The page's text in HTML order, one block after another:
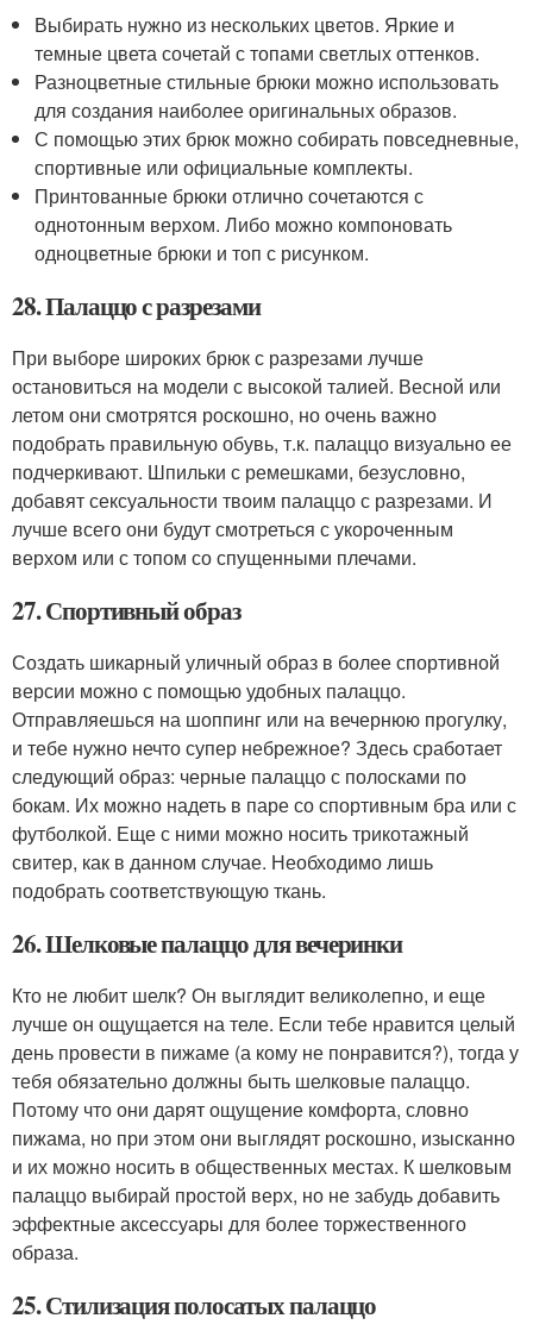
Выбирать нужно из нескольких цветов. Яркие и
темные цвета сочетай с топами светлых оттенков.
Разноцветные стильные брюки можно использовать
для создания наиболее оригинальных образов.
С помощью этих брюк можно собирать повседневные,
спортивные или официальные комплекты.
Принтованные брюки отлично сочетаются с
однотонным верхом. Либо можно компоновать
одноцветные брюки и топ с рисунком.
28. Палаццо с разрезами
При выборе широких брюк с разрезами лучше
остановиться на модели с высокой талией. Весной или
летом они смотрятся роскошно, но очень важно
подобрать правильную обувь, т.к. палаццо визуально ее
подчеркивают. Шпильки с ремешками, безусловно,
добавят сексуальности твоим палаццо с разрезами. И
лучше всего они будут смотреться с укороченным
верхом или с топом со спущенными плечами.
27. Спортивный образ
Создать шикарный уличный образ в более спортивной
версии можно с помощью удобных палаццо.
Отправляешься на шоппинг или на вечернюю прогулку,
и тебе нужно нечто супер небрежное? Здесь сработает
следующий образ: черные палаццо с полосками по
бокам. Их можно надеть в паре со спортивным бра или с
футболкой. Еще с ними можно носить трикотажный
свитер, как в данном случае. Необходимо лишь
подобрать соответствующую ткань.
26. Шелковые палаццо для вечеринки
Кто не любит шелк? Он выглядит великолепно, и еще
лучше он ощущается на теле. Если тебе нравится целый
день провести в пижаме (а кому не понравится?), тогда у
тебя обязательно должны быть шелковые палаццо.
Потому что они дарят ощущение комфорта, словно
пижама, но при этом они выглядят роскошно, изысканно
и их можно носить в общественных местах. К шелковым
палаццо выбирай простой верх, но не забудь добавить
эффектные аксессуары для более торжественного
образа.
25. Стилизация полосатых палаццо